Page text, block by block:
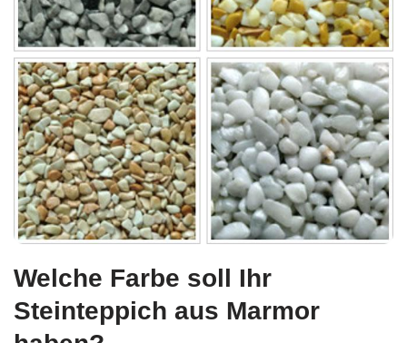
Welche Farbe soll Ihr
Steinteppich aus Marmor